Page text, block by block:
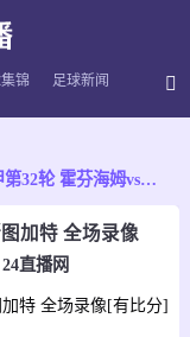
锦 足球新闻
05月03日 德甲第32轮 霍芬海姆vs斯图加特 全场录像
加特 全场录像
24直播网
特 全场录像[有比分]